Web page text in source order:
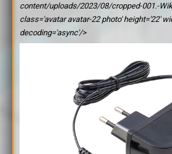
content/uploads/2023/08/cropped-001.-
class='avatar avatar-22 photo' height='22'
decoding='async'/>